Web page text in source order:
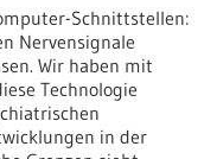
Schnittstellen:
Nervensignale
Wir haben mit
Technologie
in der